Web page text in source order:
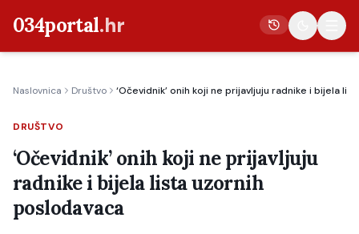
034portal.hr
Crna kronika
Poljoprivreda
Politika
Gospodarstvo
Naslovnica Društvo ‘Očevidnik’ onih koji ne prijavljuju radnike i bijela
DRUŠTVO
‘Očevidnik’ onih koji ne prijavljuju
radnike i bijela lista uzornih
poslodavaca